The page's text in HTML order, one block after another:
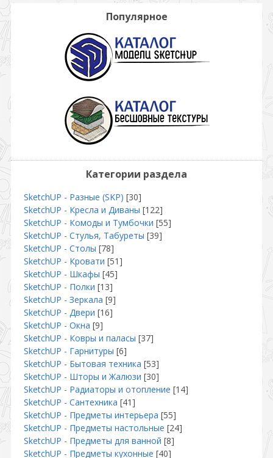
Популярное
Категории раздела
SketchUP - Разные (SKP) [30]
SketchUP - Кресла и Диваны [122]
SketchUP - Комоды и Тумбочки [55]
SketchUP - Стулья, Табуреты [39]
SketchUP - Столы [78]
SketchUP - Кровати [51]
SketchUP - Шкафы [45]
SketchUP - Полки [13]
SketchUP - Зеркала [9]
SketchUP - Двери [16]
SketchUP - Окна [9]
SketchUP - Ковры и паласы [37]
SketchUP - Гарнитуры [6]
SketchUP - Бытовая техника [53]
SketchUP - Шторы и Жалюзи [30]
SketchUP - Радиаторы и отопление [14]
SketchUP - Сантехника [41]
SketchUP - Предметы интерьера [55]
SketchUP - Предметы настольные [24]
SketchUP - Предметы для ванной [8]
SketchUP - Предметы кухонные [40]